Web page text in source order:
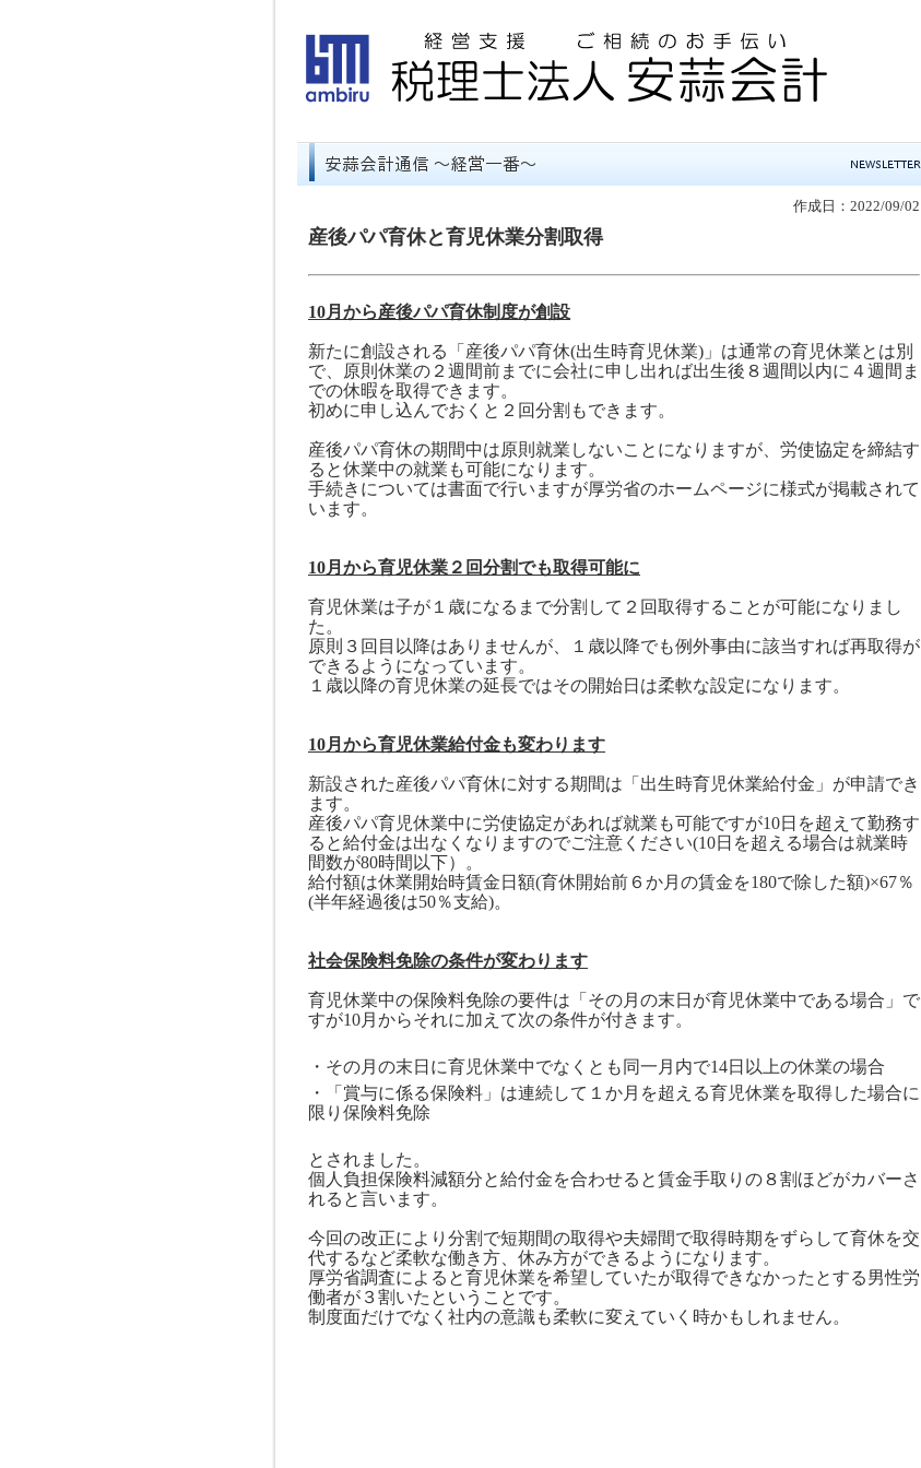
作成日：2022/09/02
産後パパ育休と育児休業分割取得
10月から産後パパ育休制度が創設
新たに創設される「産後パパ育休(出生時育児休業) 」は通常の育児休業とは別
で、原則休業の２週間前までに会社に申し出れば出生後８週間以内に４週間ま
での休暇を取得できます。
初めに申し込んでおくと２回分割もできます。
産後パパ育休の期間中は原則就業しないことになりますが、労使協定を締結す
ると休業中の就業も可能になります。
手続きについては書面で行いますが厚労省のホームページに様式が掲載されて
います。
10月から育児休業２回分割でも取得可能に
育児休業は子が１歳になるまで分割して２回取得することが可能になりまし
た。
原則３回目以降はありませんが、１歳以降でも例外事由に該当すれば再取得が
できるようになっています。
１歳以降の育児休業の延長ではその開始日は柔軟な設定になります。
10月から育児休業給付金も変わります
新設された産後パパ育休に対する期間は「出生時育児休業給付金」が申請でき
ます。
産後パパ育児休業中に労使協定があれば就業も可能ですが10日を超えて勤務す
ると給付金は出なくなりますのでご注意ください(10日を超える場合は就業時
間数が80時間以下）。
給付額は休業開始時賃金日額(育休開始前６か月の賃金を180で除した額)×67％
(半年経過後は50％支給)。
社会保険料免除の条件が変わります
育児休業中の保険料免除の要件は「その月の末日が育児休業中である場合」で
すが10月からそれに加えて次の条件が付きます。
・その月の末日に育児休業中でなくとも同一月内で14日以上の休業の場合
・「賞与に係る保険料」は連続して１か月を超える育児休業を取得した場合に
限り保険料免除
とされました。
個人負担保険料減額分と給付金を合わせると賃金手取りの８割ほどがカバーさ
れると言います。
今回の改正により分割で短期間の取得や夫婦間で取得時期をずらして育休を交
代するなど柔軟な働き方、休み方ができるようになります。
厚労省調査によると育児休業を希望していたが取得できなかったとする男性労
働者が３割いたということです。
制度面だけでなく社内の意識も柔軟に変えていく時かもしれません。